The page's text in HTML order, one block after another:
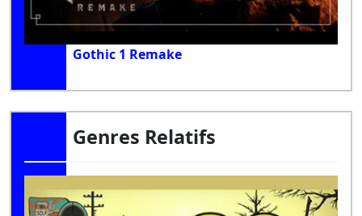
Gothic 1 Remake
Genres Relatifs